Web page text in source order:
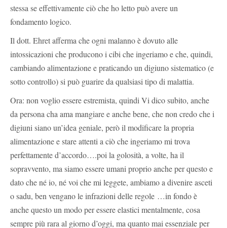
stessa se effettivamente ciò che ho letto può avere un
fondamento logico.
Il dott. Ehret afferma che ogni malanno è dovuto alle
intossicazioni che producono i cibi che ingeriamo e che, quindi,
cambiando alimentazione e praticando un digiuno sistematico (e
sotto controllo) si può guarire da qualsiasi tipo di malattia.
Ora: non voglio essere estremista, quindi Vi dico subito, anche
da persona cha ama mangiare e anche bene, che non credo che i
digiuni siano un’idea geniale, però il modificare la propria
alimentazione e stare attenti a ciò che ingeriamo mi trova
perfettamente d’accordo….poi la golosità, a volte, ha il
sopravvento, ma siamo essere umani proprio anche per questo e
dato che né io, né voi che mi leggete, ambiamo a divenire asceti
o sadu, ben vengano le infrazioni delle regole …in fondo è
anche questo un modo per essere elastici mentalmente, cosa
sempre più rara al giorno d’oggi, ma quanto mai essenziale per